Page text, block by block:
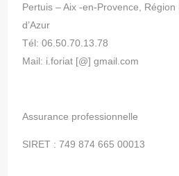
Pertuis – Aix -en-Provence, Région
d’Azur
Tél: 06.50.70.13.78
Mail: i.foriat [@] gmail.com
Assurance professionnelle
SIRET : 749 874 665 00013